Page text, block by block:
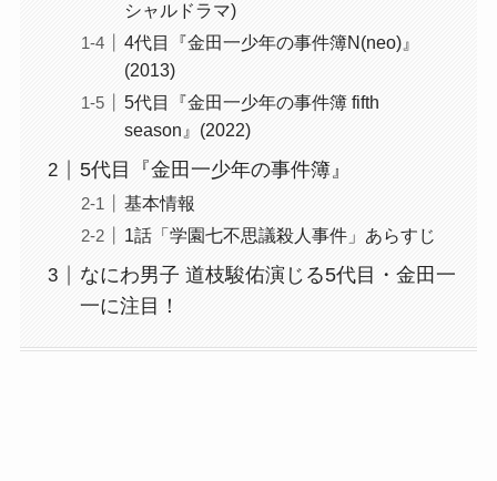
シャルドラマ)
4代目『金田一少年の事件簿N(neo)』
(2013)
5代目『金田一少年の事件簿 fifth
season』(2022)
5代目『金田一少年の事件簿』
基本情報
1話「学園七不思議殺人事件」あらすじ
なにわ男子 道枝駿佑演じる5代目・金田一
一に注目！